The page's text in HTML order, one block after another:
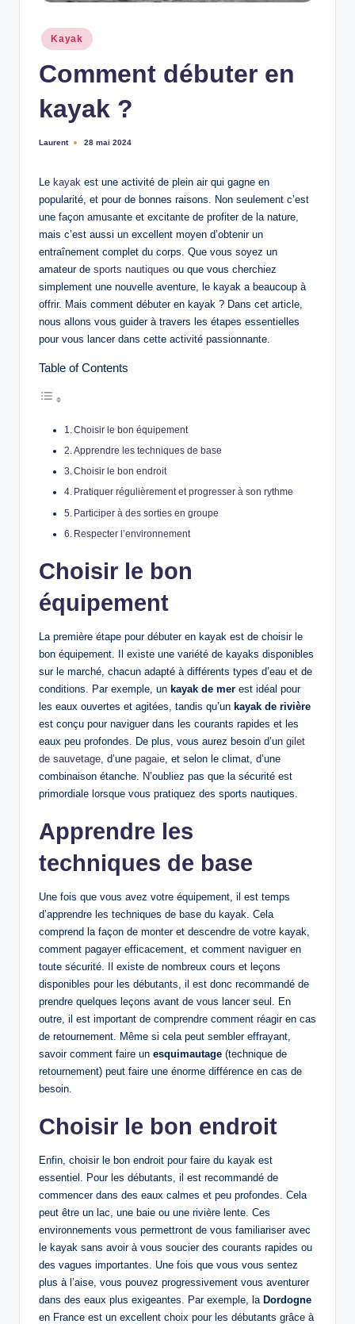
Posted
in
Kayak
Comment débuter en
kayak ?
Ecrit
Laurent 28 mai 2024
Le kayak est une activité de plein air qui gagne en
popularité, et pour de bonnes raisons. Non seulement c’est
une façon amusante et excitante de profiter de la nature,
mais c’est aussi un excellent moyen d’obtenir un
entraînement complet du corps. Que vous soyez un
amateur de sports nautiques ou que vous cherchiez
simplement une nouvelle aventure, le kayak a beaucoup à
offrir. Mais comment débuter en kayak ? Dans cet article,
nous allons vous guider à travers les étapes essentielles
pour vous lancer dans cette activité passionnante.
Table of Contents
Choisir le bon équipement
Apprendre les techniques de base
Choisir le bon endroit
Pratiquer régulièrement et progresser à son rythme
Participer à des sorties en groupe
Respecter l’environnement
Choisir le bon
équipement
La première étape pour débuter en kayak est de choisir le
bon équipement. Il existe une variété de kayaks disponibles
sur le marché, chacun adapté à différents types d’eau et de
conditions. Par exemple, un kayak de mer est idéal pour
les eaux ouvertes et agitées, tandis qu’un kayak de rivière
est conçu pour naviguer dans les courants rapides et les
eaux peu profondes. De plus, vous aurez besoin d’un gilet
de sauvetage , d’une pagaie , et selon le climat, d’une
combinaison étanche. N’oubliez pas que la sécurité est
primordiale lorsque vous pratiquez des sports nautiques.
Apprendre les
techniques de base
Une fois que vous avez votre équipement, il est temps
d’apprendre les techniques de base du kayak. Cela
comprend la façon de monter et descendre de votre kayak,
comment pagayer efficacement, et comment naviguer en
toute sécurité. Il existe de nombreux cours et leçons
disponibles pour les débutants, il est donc recommandé de
prendre quelques leçons avant de vous lancer seul. En
outre, il est important de comprendre comment réagir en cas
de retournement. Même si cela peut sembler effrayant,
savoir comment faire un esquimautage (technique de
retournement) peut faire une énorme différence en cas de
besoin.
Choisir le bon endroit
Enfin, choisir le bon endroit pour faire du kayak est
essentiel. Pour les débutants, il est recommandé de
commencer dans des eaux calmes et peu profondes. Cela
peut être un lac, une baie ou une rivière lente. Ces
environnements vous permettront de vous familiariser avec
le kayak sans avoir à vous soucier des courants rapides ou
des vagues importantes. Une fois que vous vous sentez
plus à l’aise, vous pouvez progressivement vous aventurer
dans des eaux plus exigeantes. Par exemple, la Dordogne
en France est un excellent choix pour les débutants grâce à